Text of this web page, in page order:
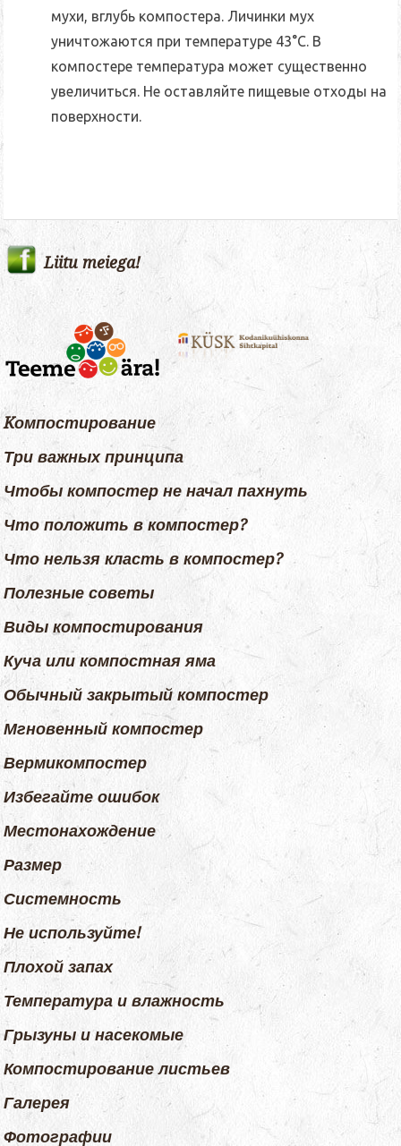
мухи, вглубь компостера. Личинки мух
уничтожаются при температуре 43°C. В
компостере температура может существенно
увеличиться. Не оставляйте пищевые отходы на
поверхности.
Liitu meiega!
Kомпостирование
Три важных принципа
Чтобы компостер не начал пахнуть
Что положить в компостер?
Что нельзя класть в компостер?
Полезные советы
Виды компостирования
Куча или компостная яма
Обычный закрытый компостер
Мгновенный компостер
Вермикомпостер
Избегайте ошибок
Местонахождение
Размер
Системность
Не используйте!
Плохой запах
Температура и влажность
Грызуны и насекомые
Компостирование листьев
Галерея
Фотографии